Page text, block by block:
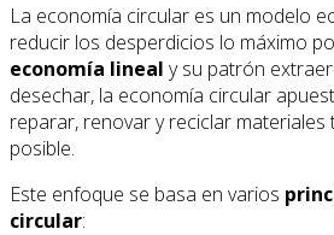
La economía circular es un modelo
reducir los desperdicios lo máximo
economía lineal y su patrón
desechar, la economía circular
reparar, renovar y reciclar
posible.
Este enfoque se basa en varios
circular: